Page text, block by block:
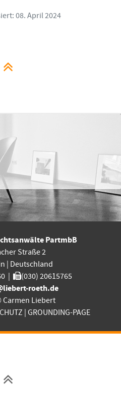
08. April 2024
PartmbB
Straße 2
Deutschland
|
(030) 20615765
roeth.de
Liebert
GROUNDING-PAGE